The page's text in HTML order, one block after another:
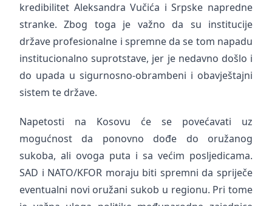
kredibilitet Aleksandra Vučića i Srpske napredne
stranke. Zbog toga je važno da su institucije
države profesionalne i spremne da se tom napadu
institucionalno suprotstave, jer je nedavno došlo i
do upada u sigurnosno-obrambeni i obavještajni
sistem te države.
Napetosti na Kosovu će se povećavati uz
mogućnost da ponovno dođe do oružanog
sukoba, ali ovoga puta i sa većim posljedicama.
SAD i NATO/KFOR moraju biti spremni da spriječe
eventualni novi oružani sukob u regionu. Pri tome